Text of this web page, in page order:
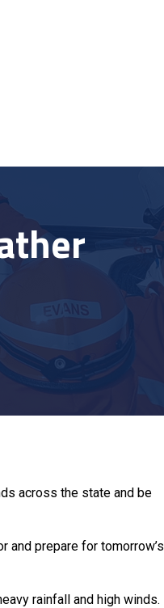
across the state and be
and prepare for tomorrow’s
rainfall and high winds.